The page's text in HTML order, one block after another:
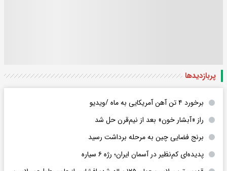
پربازدید‌ها
برخورد ۴ تن آهن آمریکایی به ماه /ویدیو
راز «آبشار خون» بعد از نیم‌قرن حل شد
برنج فضایی چین به مرحله برداشت رسید
پدیده‌ای کم‌نظیر در آسمان ایران؛ رژه ۶ سیاره